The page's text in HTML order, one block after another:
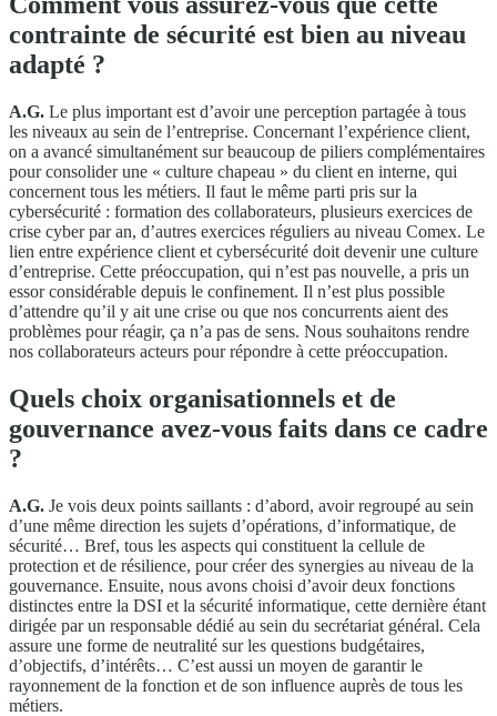
contrainte de sécurité est bien au niveau
adapté ?
A.G. Le plus important est d’avoir une perception partagée à tous
les niveaux au sein de l’entreprise. Concernant l’expérience client,
on a avancé simultanément sur beaucoup de piliers complémentaires
pour consolider une « culture chapeau » du client en interne, qui
concernent tous les métiers. Il faut le même parti pris sur la
cybersécurité : formation des collaborateurs, plusieurs exercices de
crise cyber par an, d’autres exercices réguliers au niveau Comex. Le
lien entre expérience client et cybersécurité doit devenir une culture
d’entreprise. Cette préoccupation, qui n’est pas nouvelle, a pris un
essor considérable depuis le confinement. Il n’est plus possible
d’attendre qu’il y ait une crise ou que nos concurrents aient des
problèmes pour réagir, ça n’a pas de sens. Nous souhaitons rendre
nos collaborateurs acteurs pour répondre à cette préoccupation.
Quels choix organisationnels et de
gouvernance avez-vous faits dans ce cadre
?
A.G. Je vois deux points saillants : d’abord, avoir regroupé au sein
d’une même direction les sujets d’opérations, d’informatique, de
sécurité… Bref, tous les aspects qui constituent la cellule de
protection et de résilience, pour créer des synergies au niveau de la
gouvernance. Ensuite, nous avons choisi d’avoir deux fonctions
distinctes entre la DSI et la sécurité informatique, cette dernière étant
dirigée par un responsable dédié au sein du secrétariat général. Cela
assure une forme de neutralité sur les questions budgétaires,
d’objectifs, d’intérêts… C’est aussi un moyen de garantir le
rayonnement de la fonction et de son influence auprès de tous les
métiers.